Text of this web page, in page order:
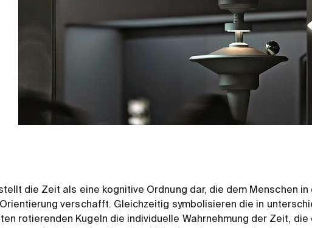
die Zeit als eine kognitive Ordnung dar, die dem Menschen
verschafft. Gleichzeitig symbolisieren die in
rotierenden Kugeln die individuelle Wahrnehmung der Zeit, die